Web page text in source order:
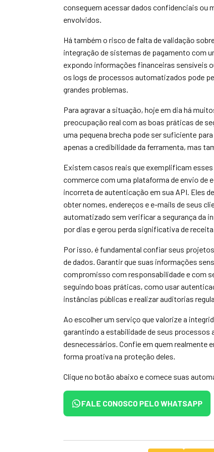
conseguem acessar dados confidenciais ou
envolvidos.
Há também o risco de falta de validação
integração de sistemas de pagamento com
expondo informações financeiras sensíveis
os logs de processos automatizados pode
grandes problemas.
Para agravar a situação, hoje em dia há
preocupação real com as boas práticas de
uma pequena brecha pode ser suficiente
apenas a credibilidade da ferramenta, mas
Existem casos reais que exemplificam
commerce com uma plataforma de envio de
incorreta de autenticação em sua API. Eles
obter nomes, endereços e e-mails de seus
automatizado sem verificar a segurança da
por dias e gerou perda significativa de receita.
Por isso, é fundamental confiar seus
de dados. Garantir que suas informações
compromisso com responsabilidade e com
seguindo boas práticas, como usar
instâncias públicas e realizar auditorias
Ao escolher um serviço que valorize a
garantindo a estabilidade de seus
desnecessários. Confie em quem realmente
forma proativa na proteção deles.
Clique no botão abaixo e comece suas
FALE CONOSCO PELO WHATSAPP